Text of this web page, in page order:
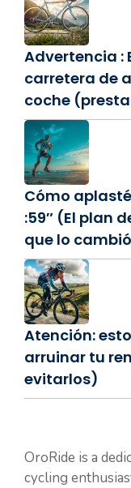
Advertencia :
carretera de
coche
Cómo
:59″ (El plan
que lo
Atención:
arruinar tu
evitarlos)
OroRide is a
cycling